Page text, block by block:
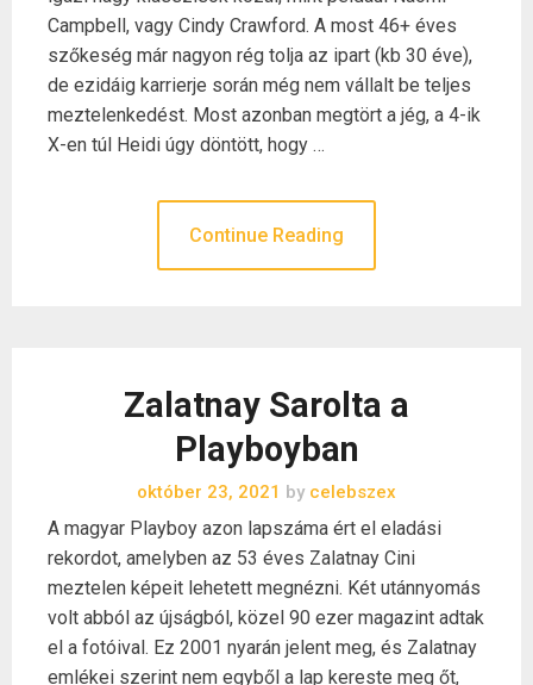
Campbell, vagy Cindy Crawford. A most 46+ éves
szőkeség már nagyon rég tolja az ipart (kb 30 éve),
de ezidáig karrierje során még nem vállalt be teljes
meztelenkedést. Most azonban megtört a jég, a 4-ik
X-en túl Heidi úgy döntött, hogy …
Continue Reading
Zalatnay Sarolta a
Playboyban
október 23, 2021 by celebszex
A magyar Playboy azon lapszáma ért el eladási
rekordot, amelyben az 53 éves Zalatnay Cini
meztelen képeit lehetett megnézni. Két utánnyomás
volt abból az újságból, közel 90 ezer magazint adtak
el a fotóival. Ez 2001 nyarán jelent meg, és Zalatnay
emlékei szerint nem egyből a lap kereste meg őt,